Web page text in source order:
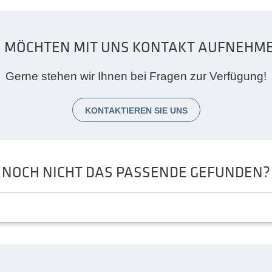
MÖCHTEN MIT UNS KONTAKT
Gerne stehen wir Ihnen bei Fragen zur Verfügung!
KONTAKTIEREN SIE UNS
NOCH NICHT DAS PASSENDE GEFUNDEN?